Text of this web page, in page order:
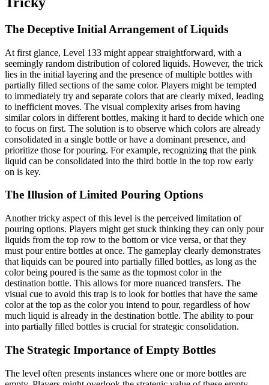
The Deceptive Initial Arrangement of Liquids
At first glance, Level 133 might appear straightforward, with a
seemingly random distribution of colored liquids. However, the trick
lies in the initial layering and the presence of multiple bottles with
partially filled sections of the same color. Players might be tempted
to immediately try and separate colors that are clearly mixed, leading
to inefficient moves. The visual complexity arises from having
similar colors in different bottles, making it hard to decide which one
to focus on first. The solution is to observe which colors are already
consolidated in a single bottle or have a dominant presence, and
prioritize those for pouring. For example, recognizing that the pink
liquid can be consolidated into the third bottle in the top row early
on is key.
The Illusion of Limited Pouring Options
Another tricky aspect of this level is the perceived limitation of
pouring options. Players might get stuck thinking they can only pour
liquids from the top row to the bottom or vice versa, or that they
must pour entire bottles at once. The gameplay clearly demonstrates
that liquids can be poured into partially filled bottles, as long as the
color being poured is the same as the topmost color in the
destination bottle. This allows for more nuanced transfers. The
visual cue to avoid this trap is to look for bottles that have the same
color at the top as the color you intend to pour, regardless of how
much liquid is already in the destination bottle. The ability to pour
into partially filled bottles is crucial for strategic consolidation.
The Strategic Importance of Empty Bottles
The level often presents instances where one or more bottles are